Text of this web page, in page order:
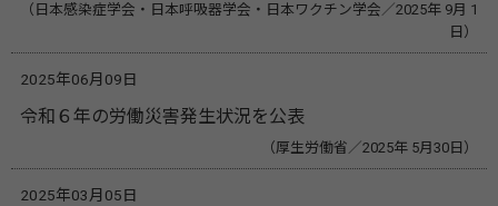
（日本感染症学会・日本呼吸器学会・日本ワクチン学会／2025年 9月 1
日）
2025年06月09日
令和６年の労働災害発生状況を公表
（厚生労働省／2025年 5月30日）
2025年03月05日